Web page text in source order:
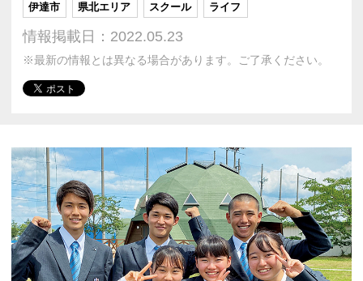
伊達市 県北エリア スクール ライフ
情報掲載日：2022.05.23
※最新の情報とは異なる場合があります。ご了承ください。